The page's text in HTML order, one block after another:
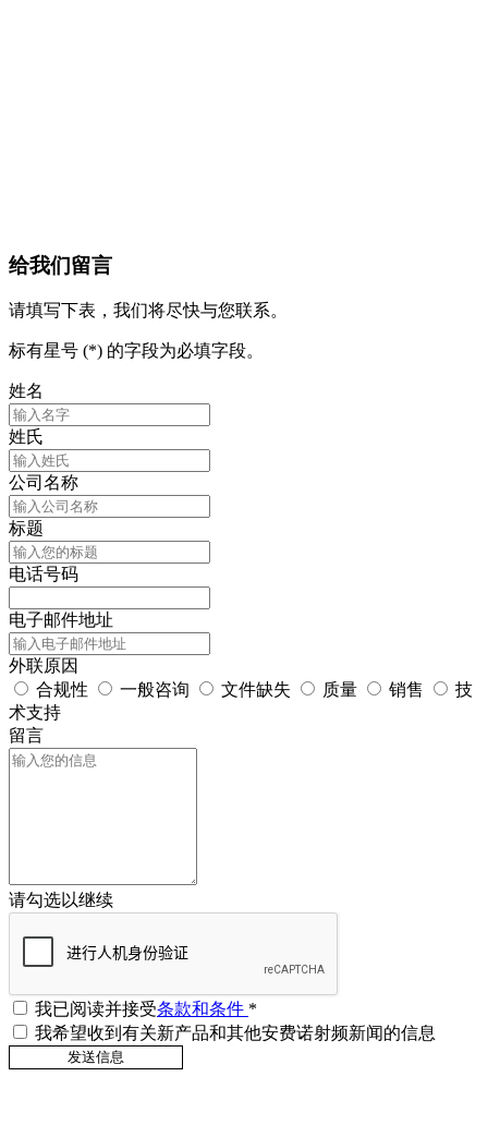
给我们留言
请填写下表，我们将尽快与您联系。
标有星号 (*) 的字段为必填字段。
姓名
姓氏
公司名称
标题
电话号码
电子邮件地址
外联原因
合规性
一般咨询 文件缺失 质量 销售
技
术支持
留言
请勾选以继续
我已阅读并接受条款和条件 *
我希望收到有关新产品和其他安费诺射频新闻的信息